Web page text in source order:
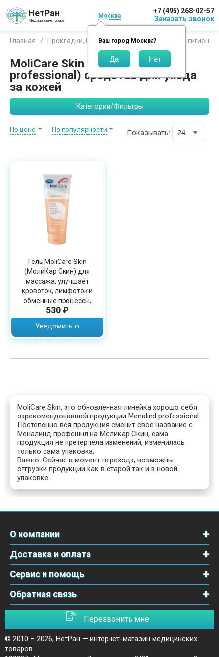
НетРан
Медицинские товары
Москва
Ваш город Москва?
+7 (495) 268-02-57
Заказать звонок
Главная Прокладки, Пеленки, Подгузники Уход и гигиена
MoliCare Skin (Menalind
professional) средства для ухода
за кожей
Категории/Фильтры
По цене По популярности Показывать:
Гель MoliCare Skin
(МолиКар Скин) для
массажа, улучшает
кровоток, лимфоток и
обменные процессы,
200мл, 995031
530 ₽
Уведомить о
поступлении
MoliCare Skin, это обновленная линейка хорошо себя
зарекомендовавшей продукции Menalind professional.
Постепенно вся продукция сменит свое название с
Меналинд профешнл на Моликар Скин, сама
продукция не претерпела изменений, изменилась
только сама упаковка.
Важно: Сейчас в момент перехода, возможны
отгрузки продукции как в старой так и в новой
упаковке.
О компании
Доставка и оплата
Сервис и помощь
Обратная связь
Перезвонить мне
© 2010 – 2026, НетРан — интернет-магазин медицинских
товаров